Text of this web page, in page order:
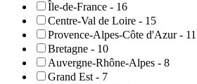
Île-de-France - 16
Centre-Val de Loire - 15
Provence-Alpes-Côte d'Azur - 11
Bretagne - 10
Auvergne-Rhône-Alpes - 8
Grand Est - 7